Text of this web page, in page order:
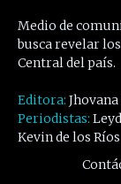
Medio de
busca revelar
Central del país.
Editora:
Periodistas:
Kevin de los Ríos